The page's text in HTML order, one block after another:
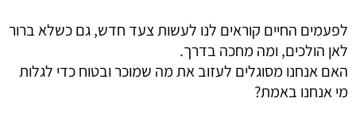
לפעמים החיים קוראים לנו לעשות צעד חדש, גם כשלא ברור
לאן הולכים, ומה מחכה בדרך.
האם אנחנו מסוגלים לעזוב את מה שמוכר ובטוח כדי לגלות
מי אנחנו באמת?